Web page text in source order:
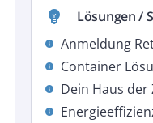
emoji_objects Lösungen /
info Anmeldung
info Container
info Dein Haus der
info